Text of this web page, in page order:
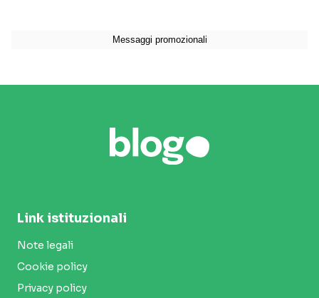
Link istituzionali
Note legali
Cookie policy
Privacy policy